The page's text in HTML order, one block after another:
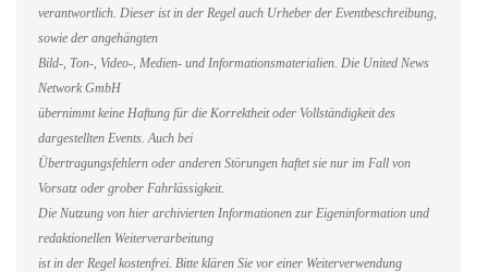
verantwortlich. Dieser ist in der Regel auch Urheber der Eventbeschreibung,
sowie der angehängten
Bild-, Ton-, Video-, Medien- und Informationsmaterialien. Die United News
Network GmbH
übernimmt keine Haftung für die Korrektheit oder Vollständigkeit des
dargestellten Events. Auch bei
Übertragungsfehlern oder anderen Störungen haftet sie nur im Fall von
Vorsatz oder grober Fahrlässigkeit.
Die Nutzung von hier archivierten Informationen zur Eigeninformation und
redaktionellen Weiterverarbeitung
ist in der Regel kostenfrei. Bitte klären Sie vor einer Weiterverwendung